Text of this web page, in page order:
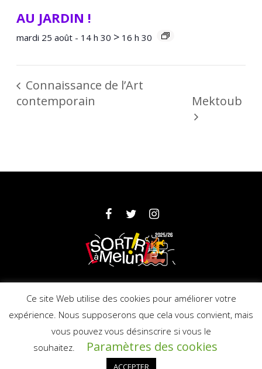
AU JARDIN !
mardi 25 août - 14 h 30 > 16 h 30
Connaissance de l’Art
contemporain
Mektoub
Partenaires Mentions légales
© 2025 Ville de Melun - Licence : PLATESV-
R-2019-000706
Ce site Web utilise des cookies pour améliorer votre
expérience. Nous supposerons que cela vous convient, mais
vous pouvez vous désinscrire si vous le
souhaitez.
Paramètres des cookies
ACCEPTER